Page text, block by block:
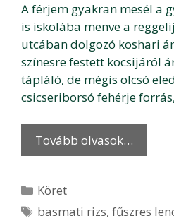
A férjem gyakran mesél a
is iskolába menve a
utcában dolgozó koshari
színesre festett kocsijáról
tápláló, de mégis olcsó
csicseriborsó fehérje
Tovább olvasok…
Kategória
Köret
Címkék
basmati rizs,fűszres